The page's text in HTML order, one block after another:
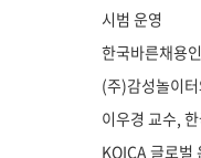
시범 운영
한국바른채용
(주)감성놀이
이우경 교수,
KOICA 글로벌